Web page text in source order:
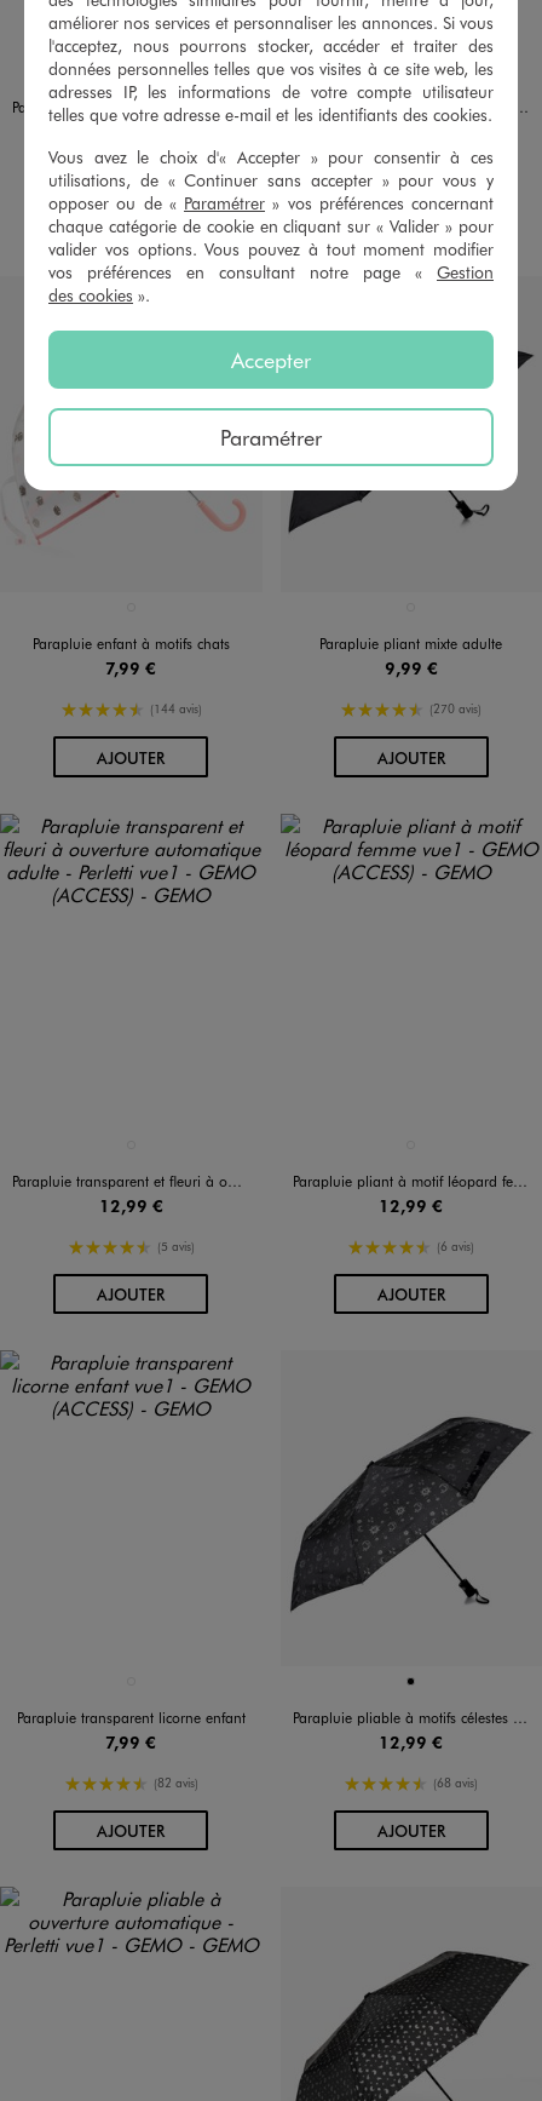
Disponible en 1 coloris
NOIR STANDARD
Parapluie femme pliant à motifs étoiles
4.5/5 de moyenne
(78 avis)
AJOUTERAU PANIER
Disponible en 1 coloris
BLEU FONCE
Parapluie pliable à ouverture et fermeture automatiques - Perletti
AJOUTER
Parapluie enfant à motifs chats
7,99 €
4.5/5 de moyenne
(144 avis)
AJOUTERAU PANIER
Parapluie pliant mixte adulte
9,99 €
4.5/5 de moyenne
(270 avis)
AJOUTERAU PANIER
Parapluie transparent et fleuri à ouverture automatique adulte - Perletti
12,99 €
4.5/5 de moyenne
(5 avis)
AJOUTERAU PANIER
Parapluie pliant à motif léopard femme
12,99 €
4.5/5 de moyenne
(6 avis)
AJOUTERAU PANIER
Parapluie transparent licorne enfant
7,99 €
4.5/5 de moyenne
(82 avis)
AJOUTERAU PANIER
Disponible en 1 coloris
NOIR
Parapluie pliable à motifs célestes argentés
12,99 €
4.5/5 de moyenne
(68 avis)
AJOUTERAU PANIER
améliorer nos services et personnaliser les annonces. Si vous
l'acceptez, nous pourrons stocker, accéder et traiter des
données personnelles telles que vos visites à ce site web, les
adresses IP, les informations de votre compte utilisateur
telles que votre adresse e-mail et les identifiants des cookies.
Vous avez le choix d'« Accepter » pour consentir à ces
utilisations, de « Continuer sans accepter » pour vous y
opposer ou de « Paramétrer » vos préférences concernant
chaque catégorie de cookie en cliquant sur « Valider » pour
valider vos options. Vous pouvez à tout moment modifier
vos préférences en consultant notre page « Gestion
des cookies ».
Accepter
Paramétrer